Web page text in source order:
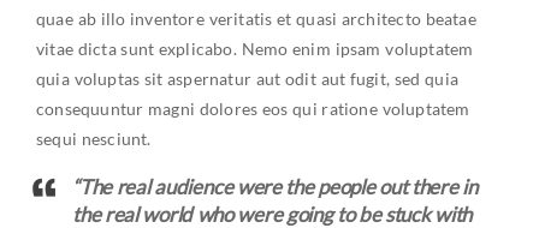
quae ab illo inventore veritatis et quasi architecto beatae
vitae dicta sunt explicabo. Nemo enim ipsam voluptatem
quia voluptas sit aspernatur aut odit aut fugit, sed quia
consequuntur magni dolores eos qui ratione voluptatem
sequi nesciunt.
“The real audience were the people out there in
the real world who were going to be stuck with